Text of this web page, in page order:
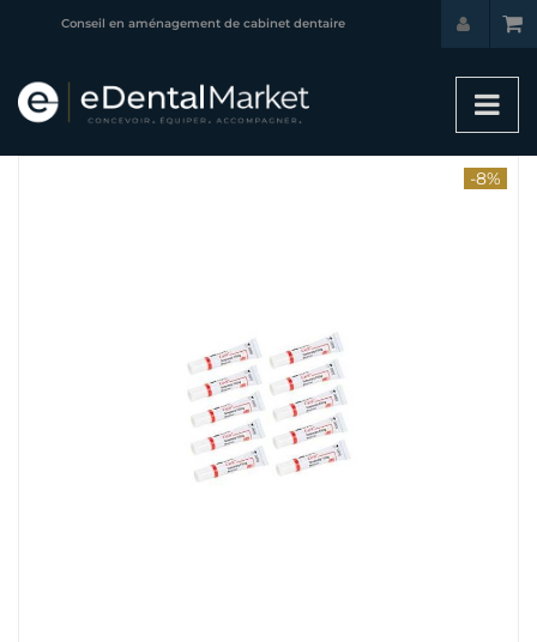
Conseil en aménagement de cabinet dentaire
-8%